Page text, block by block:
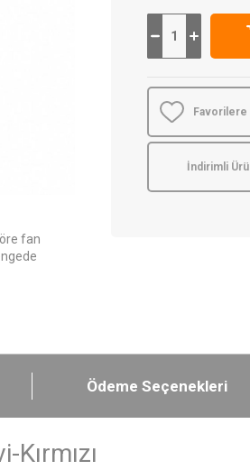
fan
Favorilere
İndirimli
Ödeme Seçenekleri